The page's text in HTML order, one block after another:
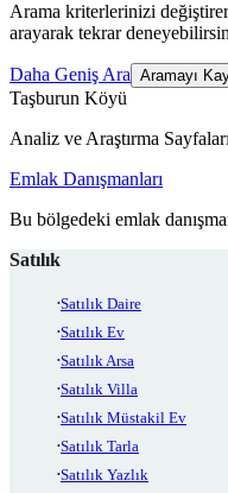
Arama kriterlerinizi
arayarak tekrar
Daha Geniş Ara Aramayı
Taşburun Köyü
Analiz ve Araştırma
Emlak Danışmanları
Bu bölgedeki emlak
Satılık
Satılık Daire
Satılık Ev
Satılık Arsa
Satılık Villa
Satılık Müstakil Ev
Satılık Tarla
Satılık Yazlık